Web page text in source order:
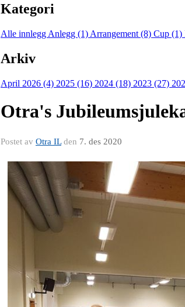
Kategori
Alle innlegg Anlegg (1) Arrangement (8) Cup (1)
Arkiv
April 2026 (4) 2025 (16) 2024 (18) 2023 (27)
Otra's
Postet av Otra ILden 7. des 2020